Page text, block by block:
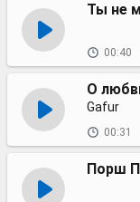
Ты не
00:40
О
Gafur
00:31
Порш